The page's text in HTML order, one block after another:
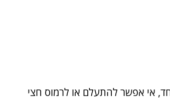
אי אפשר להתעלם או לרמוס חצי